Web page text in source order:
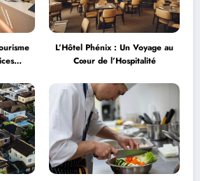
L’Hôtel Phénix : Un Voyage au
Cœur de l’Hospitalité